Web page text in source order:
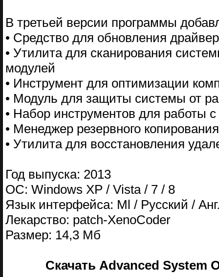
В третьей версии программы
• Средство для обновления
• Утилита для сканирования
модулей
• Инструмент для оптимизации
• Модуль для защиты системы от
• Набор инструментов для работы
• Менеджер резервного
• Утилита для восстановления
Год выпуска: 2013
ОС: Windows XP / Vista / 7 / 8
Язык интерфейса: Ml / Русский /
Лекарство: patch-XenoCoder
Размер: 14,3 Мб
Скачать Advanced System